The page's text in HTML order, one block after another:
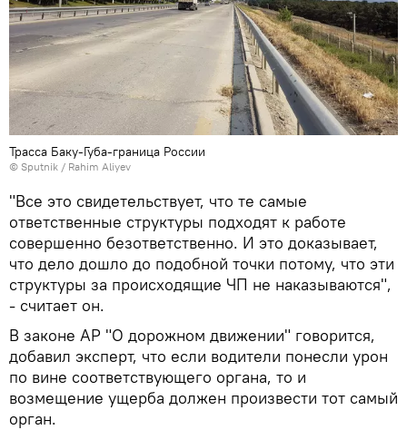
Трасса Баку-Губа-граница России
© Sputnik / Rahim Aliyev
"Все это свидетельствует, что те самые
ответственные структуры подходят к работе
совершенно безответственно. И это доказывает,
что дело дошло до подобной точки потому, что эти
структуры за происходящие ЧП не наказываются",
- считает он.
В законе АР "О дорожном движении" говорится,
добавил эксперт, что если водители понесли урон
по вине соответствующего органа, то и
возмещение ущерба должен произвести тот самый
орган.